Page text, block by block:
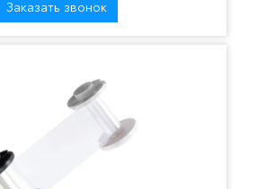
Заказать звонок